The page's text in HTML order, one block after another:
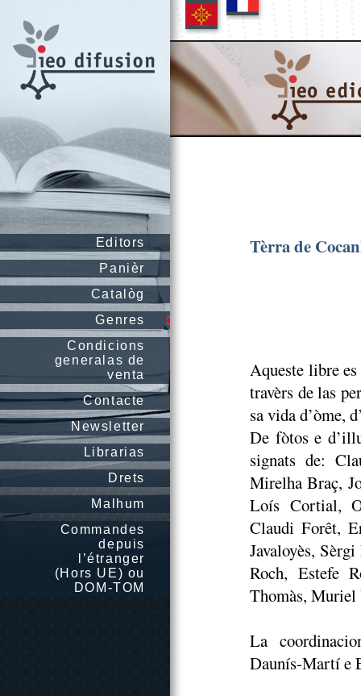
Editors
Panièr
Catalòg
Genres
Condicions
generalas de
venta
Contacte
Newsletter
Librarias
Drets
Malhum
Commandes
depuis
l’étranger
(Hors UE) ou
DOM-TOM
Tèrra de
Aqueste libre
travèrs de las
sa vida d’òme,
De fòtos e
signats de:
Mirelha Braç,
Loís Cortial,
Claudi Forêt,
Javaloyès,
Roch, Estefe
Thomàs,
La
Daunís-Martí e